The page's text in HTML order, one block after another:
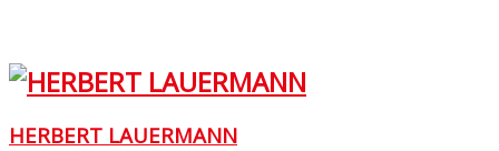
HERBERT LAUERMANN